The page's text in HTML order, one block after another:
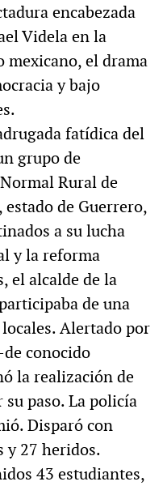
encabezada
Videla en la
mexicano, el drama
y bajo
fatídica del
grupo de
Rural de
de Guerrero,
a su lucha
y la reforma
el alcalde de la
de una
Alertado por
conocido
la realización de
paso. La policía
Disparó con
y 27 heridos.
43 estudiantes,